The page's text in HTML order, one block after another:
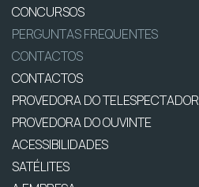
CONCURSOS
PERGUNTAS FREQUENTES
CONTACTOS
CONTACTOS
PROVEDORA DO TELESPECTADOR
PROVEDORA DO OUVINTE
ACESSIBILIDADES
SATÉLITES